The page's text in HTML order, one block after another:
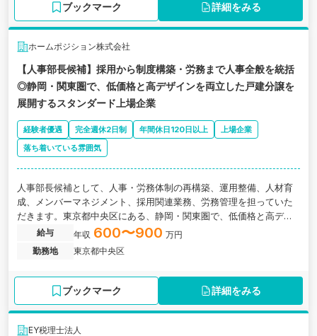
ブックマーク 詳細をみる
ホームポジション株式会社
【人事部長候補】採用から制度構築・労務まで人事全般を統括
◎静岡・関東圏で、低価格と高デザインを両立した戸建分譲を
展開するスタンダード上場企業
経験者優遇 完全週休2日制 年間休日120日以上
上場企業
落ち着いている雰囲気
人事部長候補として、人事・労務体制の再構築、運用整備、人材育
成、メンバーマネジメント、採用関連業務、労務管理を担っていた
だきます。東京都中央区にある、静岡・関東圏で、低価格と高デザ
インを両立した戸建分譲を展開するスタンダード上場企業の求人で
す。
給与 年収 600〜900 万円
勤務地
東京都中央区
ブックマーク 詳細をみる
EY税理士法人